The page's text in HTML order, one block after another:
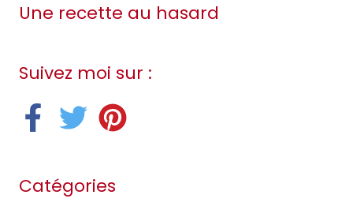
Une recette au hasard
Suivez moi sur :
Catégories